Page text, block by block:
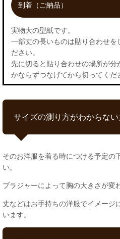
到着（ご納品）
実物大の型紙です。
一部丈の長いものは貼り合わせを
ださい。
先に切ると貼り合わせの場所が分
かならずつなげてから切ってくだ
サイズの測り方がわからな
そのお洋服を着る時につける予定の
い。
ブラジャーによって胸の大きさが変
丈などはお手持ちの洋服でイメージ
います。